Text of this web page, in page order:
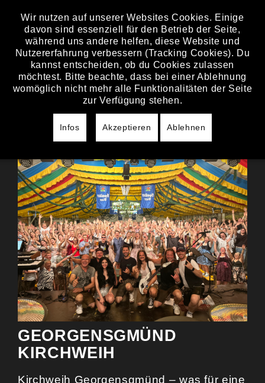
GEORGENSGMÜND
KIRCHWEIH
Kirchweih Georgensgmünd – was für eine
Wir nutzen auf unserer Websites Cookies. Einige
davon sind essenziell für den Betrieb der Seite,
während uns andere helfen, diese Website und
Nutzererfahrung verbessern (Tracking Cookies). Du
kannst entscheiden, ob du Cookies zulassen
möchtest. Bitte beachte, dass bei einer Ablehnung
womöglich nicht mehr alle Funktionalitäten der Seite
zur Verfügung stehen.
Infos Akzeptieren Ablehnen